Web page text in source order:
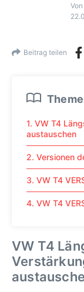
Von
Beitrag teilen
1. VW T4
austauschen
2. Versionen
3. VW T4
4. VW T4
VW T4